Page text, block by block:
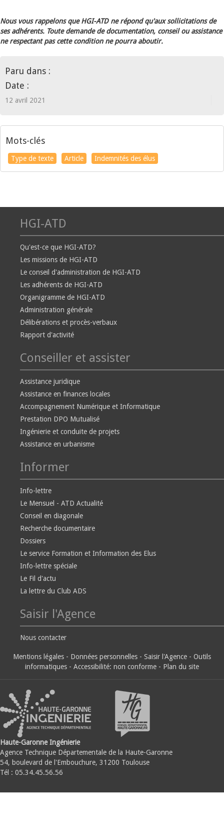
Nous vous rappelons que HGI-ATD ne répond qu'aux sollicitations de
ses adhérents. Toute demande de documentation, conseil ou assistance
ne respectant pas cette condition ne pourra aboutir.
Paru dans :
Date :
12 avril 2021
Mots-clés
Type de texte Article Indemnités des élus
HGI-ATD
Qu'est-ce que HGI-ATD?
Les missions de HGI-ATD
Le conseil d'administration de HGI-ATD
Les adhérents de HGI-ATD
Organigramme de HGI-ATD
Administration générale
Délibérations et procès-verbaux
Rapport d'activité
Conseiller et assister
Assistance juridique
Assistance en finances locales
Accompagnement Numérique et Informatique
Prestation DPO Mutualisé
Ingénierie et conduite de projets
Assistance en urbanisme
Informer
Info-lettre
Le Mensuel - ATD Actualité
Conseil en diagonale
Recherche documentaire
Dossiers
Le service Formation et Information des Elus
Info-lettre spéciale
Le Fil d'actu
La lettre du Club ADS
Saisir l'Agence
Nous contacter
Mentions légales - Données personnelles - Saisir l'Agence - Outils
informatiques - Accessibilité: non conforme - Plan du site
Haute-Garonne Ingénierie
Agence Technique Départementale de la Haute-Garonne
54, boulevard de l'Embouchure, 31200 Toulouse
Tél : 05.34.45.56.56